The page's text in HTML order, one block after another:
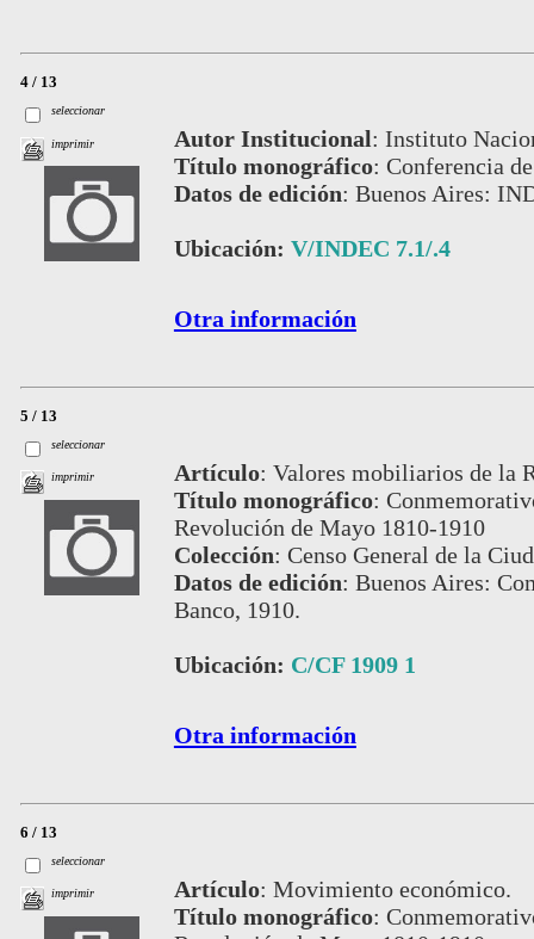
4 / 13
seleccionar
imprimir Autor Institucional: Instituto
Título monográfico: Conferencia
Datos de edición: Buenos Aires:
Ubicación: V/INDEC 7.1/.4
Otra información
5 / 13
seleccionar
imprimir Artículo: Valores mobiliarios de la
Título monográfico:
Revolución de Mayo 1810-1910
Colección: Censo General de la
Datos de edición: Buenos Aires:
Banco, 1910.
Ubicación: C/CF 1909 1
Otra información
6 / 13
seleccionar
imprimir Artículo: Movimiento económico.
Título monográfico: